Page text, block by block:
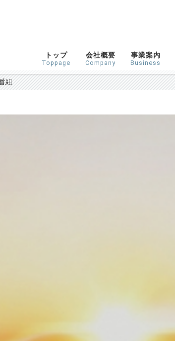
トップ
Toppage
会社概要
Company
事業案内
Business
組